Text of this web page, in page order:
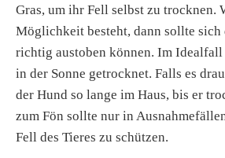
Gras, um ihr Fell selbst zu trocknen.
Möglichkeit besteht, dann sollte sich
richtig austoben können. Im
in der Sonne getrocknet. Falls es
der Hund so lange im Haus, bis er
zum Fön sollte nur in
Fell des Tieres zu schützen.